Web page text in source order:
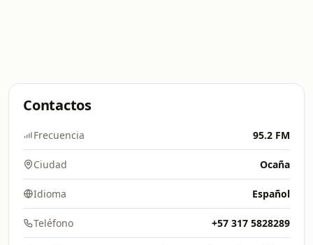
Contactos
Frecuencia 95.2 FM
Ciudad Ocaña
Idioma Español
Teléfono +57 317 5828289